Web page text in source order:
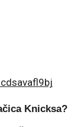
Knicksa?